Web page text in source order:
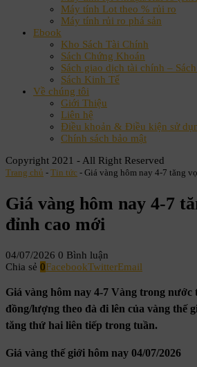
Máy tính Lot theo % rủi ro
Máy tính rủi ro phá sản
Ebook
Kho Sách Tài Chính
Sách Chứng Khoán
Sách giao dịch tài chính –
Sách Kinh Tế
Về chúng tôi
Giới Thiệu
Liên hệ
Điều khoản & Điều kiện sử
Chính sách bảo mật
Copyright 2021 - All Right Reserved
Trang chủ - Tin tức - Giá vàng hôm nay 4-7 tăng
Giá vàng hôm nay 4-7
đỉnh cao mới
04/07/2026 0 Bình luận
Chia sẻ 0FacebookTwitterEmail
Giá vàng hôm nay 4-7 Vàng trong nước
đồng/lượng theo đà đi lên của vàng thế
tăng thứ hai liên tiếp trong tuần.
Giá vàng thế giới hôm nay 04/07/2026